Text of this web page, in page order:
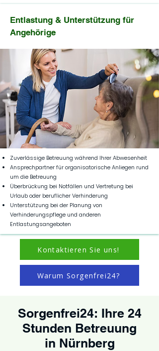
Entlastung & Unterstützung für
Angehörige
Zuverlässige Betreuung während Ihrer Abwesenheit
Ansprechpartner für organisatorische Anliegen rund
um die Betreuung
Überbrückung bei Notfällen und Vertretung bei
Urlaub oder beruflicher Verhinderung
Unterstützung bei der Planung von
Verhinderungspflege und anderen
Entlastungsangeboten
Kontaktieren Sie uns!
Warum Sorgenfrei24?
Sorgenfrei24: Ihre 24
Stunden Betreuung
in Nürnberg